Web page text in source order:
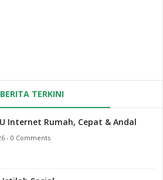
BERITA TERKINI
Internet Rumah, Cepat & Andal
- 0 Comments